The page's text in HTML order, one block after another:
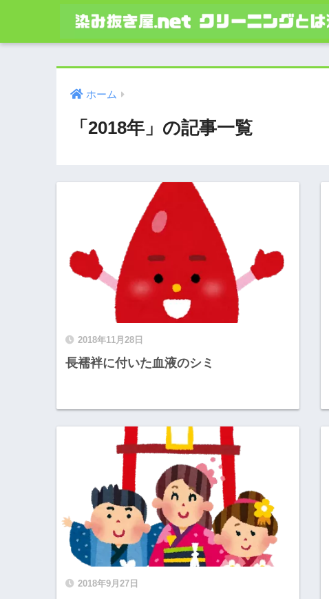
ホーム
「2018年」の記事一覧
2018年11月28日
長襦袢に付いた血液のシミ
2018年9月27日